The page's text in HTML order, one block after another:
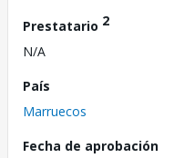
Prestatario 2
N/A
País
Marruecos
Fecha de aprobación